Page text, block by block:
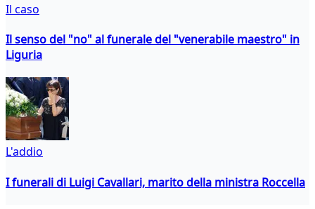
Il caso
Il senso del "no" al funerale del "venerabile maestro" in
Liguria
L'addio
I funerali di Luigi Cavallari, marito della ministra Roccella